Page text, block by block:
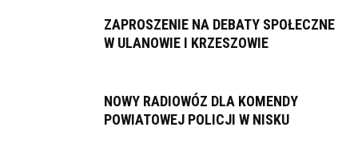
ZAPROSZENIE NA DEBATY SPOŁECZNE
W ULANOWIE I KRZESZOWIE
NOWY RADIOWÓZ DLA KOMENDY
POWIATOWEJ POLICJI W NISKU